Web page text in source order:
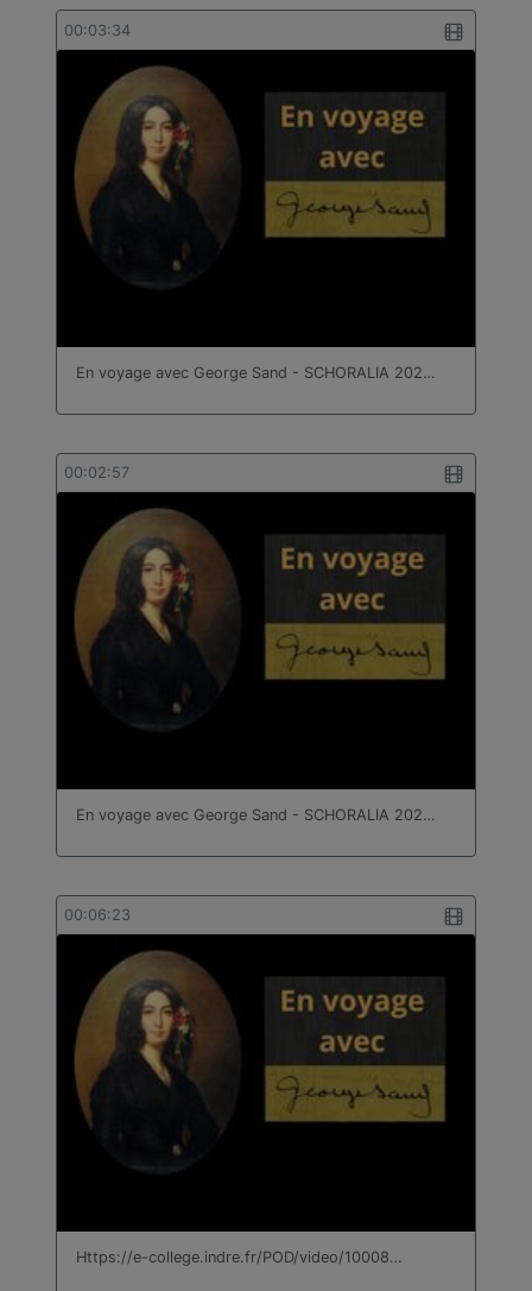
00:03:34
En voyage avec George Sand - SCHORALIA 202…
00:02:57
En voyage avec George Sand - SCHORALIA 202…
00:06:23
Https://e-college.indre.fr/POD/video/10008…